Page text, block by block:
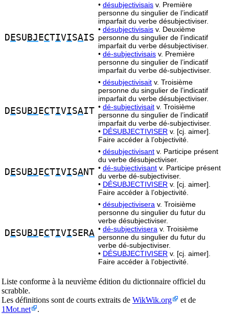
D ESU BJ ECTIVISAIS
• désubjectivisais v. Première
personne du singulier de l’indicatif
imparfait du verbe désubjectiviser.
• désubjectivisais v. Deuxième
personne du singulier de l’indicatif
imparfait du verbe désubjectiviser.
• dé-subjectivisais v. Première
personne du singulier de l’indicatif
imparfait du verbe dé-subjectiviser.
D ESU BJ ECTIVISAIT
• désubjectivisait v. Troisième
personne du singulier de l’indicatif
imparfait du verbe désubjectiviser.
• dé-subjectivisait v. Troisième
personne du singulier de l’indicatif
imparfait du verbe dé-subjectiviser.
• DÉSUBJECTIVISER v. [cj. aimer].
Faire accéder à l’objectivité.
D ESU BJ ECTIVISANT
• désubjectivisant v. Participe présent
du verbe désubjectiviser.
• dé-subjectivisant v. Participe présent
du verbe dé-subjectiviser.
• DÉSUBJECTIVISER v. [cj. aimer].
Faire accéder à l’objectivité.
D ESU BJ ECTIVISERA
• désubjectivisera v. Troisième
personne du singulier du futur du
verbe désubjectiviser.
• dé-subjectivisera v. Troisième
personne du singulier du futur du
verbe dé-subjectiviser.
• DÉSUBJECTIVISER v. [cj. aimer].
Faire accéder à l’objectivité.
Liste conforme à la neuvième édition du dictionnaire officiel du
scrabble.
Les définitions sont de courts extraits de WikWik.org
et de
1Mot.net
.